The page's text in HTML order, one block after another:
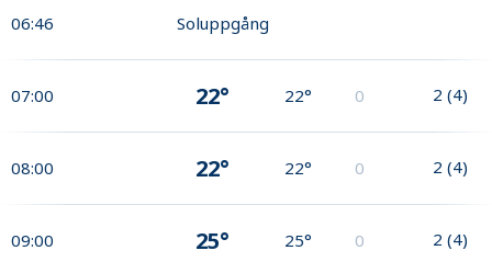
06:46 Soluppgång
07:00 22° 22° 0 2 (4)
08:00 22° 22° 0 2 (4)
09:00 25° 25° 0 2 (4)